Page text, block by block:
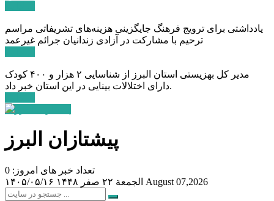
یادداشتی برای ترویج فرهنگ جایگزینی هزینه‌های تشریفاتی مراسم
ترحیم با مشارکت در آزادی زندانیان جرائم غیرعمد
مدیر کل بهزیستی استان البرز از شناسایی ۲ هزار و ۴۰۰ کودک
دارای اختلالات بینایی در این استان خبر داد.
پیشتازان البرز
تعداد خبر های امروز: 0
۱۴۰۵/۰۵/۱۶
الجمعة ۲۲ صفر ۱۴۴۸ August 07,2026